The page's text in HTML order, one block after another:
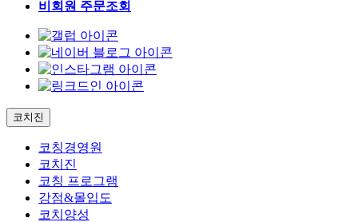
비회원 주문조회
코치진
코칭경영원
코치진
코칭 프로그램
강점&몰입도
코치양성